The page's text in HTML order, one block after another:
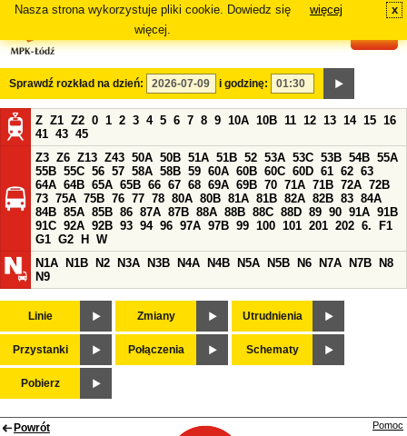
Nasza strona wykorzystuje pliki cookie. Dowiedz się
więcej.
więcej x
Sprawdź rozkład na dzień: i godzinę:
Z Z1 Z2 0 1 2 3 4 5 6 7 8 9 10A 10B 11 12 13 14 15 16
41 43 45
Z3 Z6 Z13 Z43 50A 50B 51A 51B 52 53A 53C 53B 54B 55A
55B 55C 56 57 58A 58B 59 60A 60B 60C 60D 61 62 63
64A 64B 65A 65B 66 67 68 69A 69B 70 71A 71B 72A 72B
73 75A 75B 76 77 78 80A 80B 81A 81B 82A 82B 83 84A
84B 85A 85B 86 87A 87B 88A 88B 88C 88D 89 90 91A 91B
91C 92A 92B 93 94 96 97A 97B 99 100 101 201 202 6.
F1
G1 G2 H
W
N1A
N1B N2 N3A N3B N4A N4B N5A N5B N6 N7A N7B
N8
N9
Linie Zmiany Utrudnienia
Przystanki Połączenia Schematy
Pobierz
Powrót Pomoc